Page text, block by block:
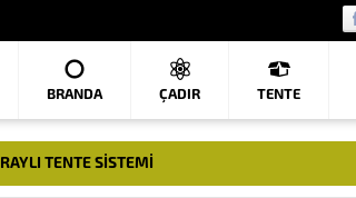
BRANDA ÇADIR TENTE
RAYLI TENTE SISTEMI